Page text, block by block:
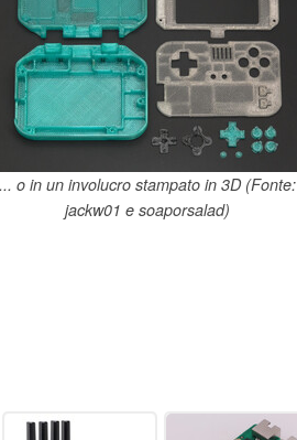
... o in un involucro stampato in 3D (Fonte:
jackw01 e soaporsalad)